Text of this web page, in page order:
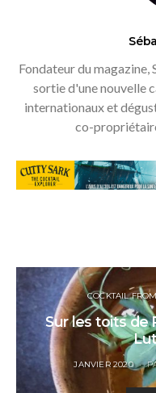
Fondateur du magazine,
sortie d'une nouvelle
internationaux et
co-
COCKTAIL
Sur les toits de
POSTED
JANVIER 2020